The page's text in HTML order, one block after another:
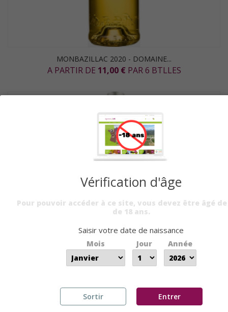
MONBAZILLAC 2020 - DOMAINE...
A PARTIR DE 11,00 € PAR 6 BTLLES
Vérification d'âge
Pour pouvoir accéder à ce site, vous devez être âgé
de 18 ans.
Saisir votre date de naissance
Mois Jour Année
Sortir Entrer